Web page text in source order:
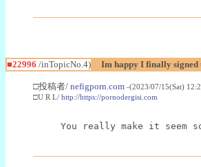
■22996 /inTopicNo.4) Im happy I finally signed
□投稿者/ nefigporn.com -(2023/07/15(Sat)
□U R L/ http://https://pornodergisi.com
You really make it